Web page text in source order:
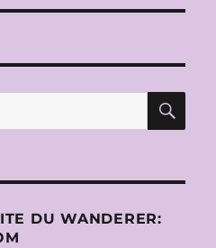
DU WANDERER: